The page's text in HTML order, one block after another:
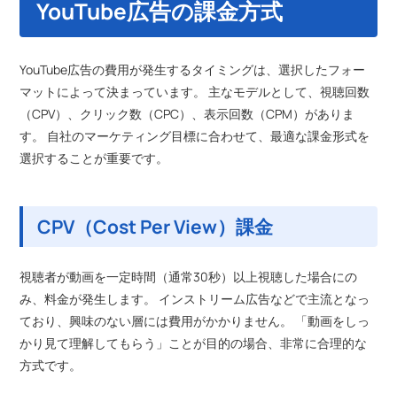
YouTube広告の課金方式
YouTube広告の費用が発生するタイミングは、選択したフォー
マットによって決まっています。 主なモデルとして、視聴回数
（CPV）、クリック数（CPC）、表示回数（CPM）がありま
す。 自社のマーケティング目標に合わせて、最適な課金形式を
選択することが重要です。
CPV（Cost Per View）課金
視聴者が動画を一定時間（通常30秒）以上視聴した場合にの
み、料金が発生します。 インストリーム広告などで主流となっ
ており、興味のない層には費用がかかりません。 「動画をしっ
かり見て理解してもらう」ことが目的の場合、非常に合理的な
方式です。